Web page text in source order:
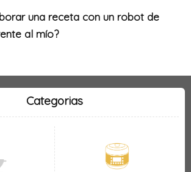
una receta con un robot de
al mío?
Categorias